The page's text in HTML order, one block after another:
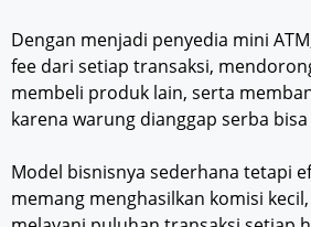
Dengan menjadi penyedia mini
fee dari setiap transaksi,
membeli produk lain, serta
karena warung dianggap serba
Model bisnisnya sederhana tetapi
memang menghasilkan komisi